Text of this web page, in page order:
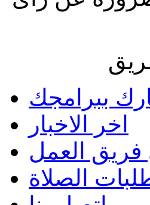
ببرامجك
اخر الاخبار
فريق العمل
الصلاة